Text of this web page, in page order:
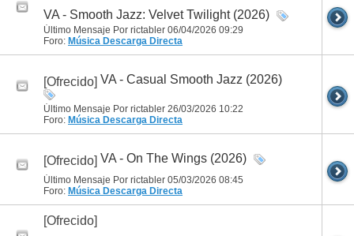
VA - Smooth Jazz: Velvet Twilight (2026)
Último Mensaje Por rictabler 06/04/2026 09:29
Foro: Música Descarga Directa
[Ofrecido] VA - Casual Smooth Jazz (2026)
Último Mensaje Por rictabler 26/03/2026 10:22
Foro: Música Descarga Directa
[Ofrecido] VA - On The Wings (2026)
Último Mensaje Por rictabler 05/03/2026 08:45
Foro: Música Descarga Directa
[Ofrecido]